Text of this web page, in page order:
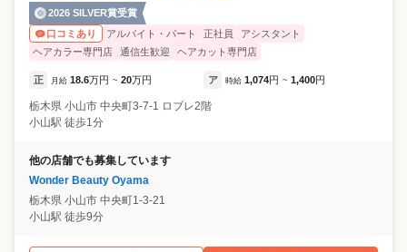
2026 SILVER賞受賞
口コミあり
アルバイト・パート 正社員
アシスタント
ヘアカラー専門店
通信生歓迎 ヘアカット専門店
正 月給 18.6万円 ~ 20万円 ア 時給 1,074円 ~ 1,400円
栃木県 小山市 中央町3-7-1 ロブレ2階
小山駅 徒歩1分
他の店舗でも募集しています
Wonder Beauty Oyama
栃木県 小山市 中央町1-3-21
小山駅 徒歩9分